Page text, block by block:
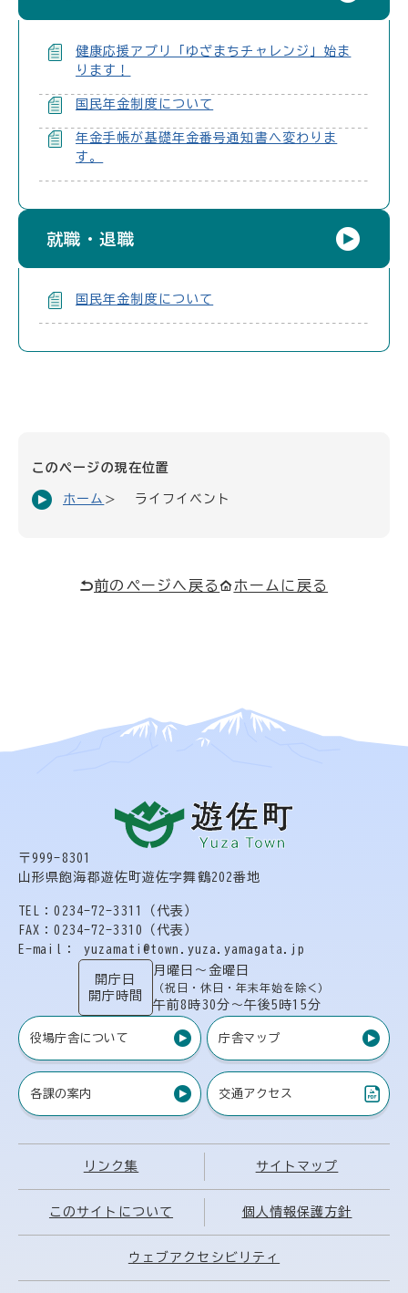
健康応援アプリ「ゆざまちチャレンジ」始ま
ります！
国民年金制度について
年金手帳が基礎年金番号通知書へ変わりま
す。
就職・退職
国民年金制度について
このページの現在位置
ホーム ライフイベント
前のページへ戻る ホームに戻る
〒999-8301
山形県飽海郡遊佐町遊佐字舞鶴202番地
TEL：0234-72-3311（代表）
FAX：0234-72-3310（代表）
E-mail： yuzamati@town.yuza.yamagata.jp
開庁日
開庁時間
月曜日〜金曜日
（祝日・休日・年末年始を除く）
午前8時30分〜午後5時15分
役場庁舎について 庁舎マップ
各課の案内 交通アクセス
（PDF）
リンク集 サイトマップ
このサイトについて 個人情報保護方針
ウェブアクセシビリティ